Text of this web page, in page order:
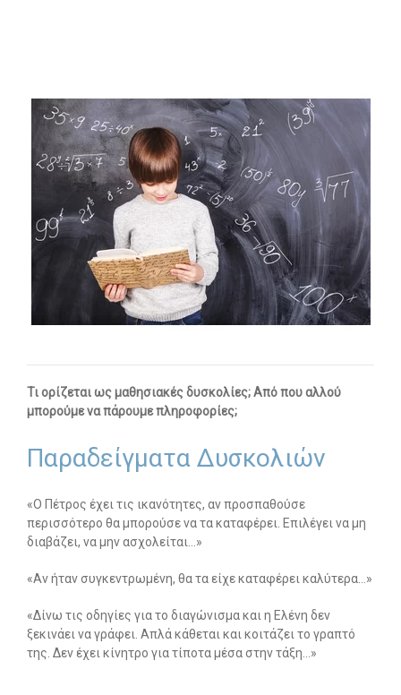
Διαδικασίες
-- Θεραπευτικά Υλικά & Μέθοδοι
-- Διασφάλιση Ποιότητας – Υγιεινή Χώρων
-- Ατομικά Προγράμματα
-- Κατ’οίκον Προγράμματα
-- Ομαδικά Προγράμματα
-- Εργοθεραπεία
-- Λογοθεραπεία
-- Ειδική Αγωγή
-- Οργάνωση Μελέτης
Τι ορίζεται ως μαθησιακές δυσκολίες; Από που αλλού
μπορούμε να πάρουμε πληροφορίες;
Παραδείγματα Δυσκολιών
«Ο Πέτρος έχει τις ικανότητες, αν προσπαθούσε
περισσότερο θα μπορούσε να τα καταφέρει. Επιλέγει να μη
διαβάζει, να μην ασχολείται…»
«Αν ήταν συγκεντρωμένη, θα τα είχε καταφέρει καλύτερα…»
«Δίνω τις οδηγίες για το διαγώνισμα και η Ελένη δεν
ξεκινάει να γράφει. Απλά κάθεται και κοιτάζει το γραπτό
της. Δεν έχει κίνητρο για τίποτα μέσα στην τάξη…»